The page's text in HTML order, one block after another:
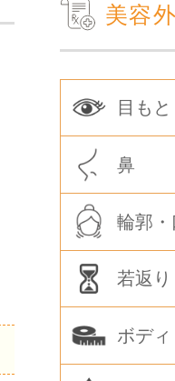
美容
目もと
鼻
輪郭・
若返り
ボディ